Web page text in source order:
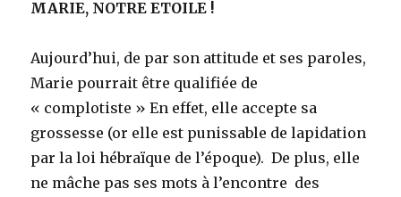
MARIE, NOTRE ETOILE !
Aujourd’hui, de par son attitude et ses paroles,
Marie pourrait être qualifiée de
« complotiste » En effet, elle accepte sa
grossesse (or elle est punissable de lapidation
par la loi hébraïque de l’époque). De plus, elle
ne mâche pas ses mots à l’encontre des